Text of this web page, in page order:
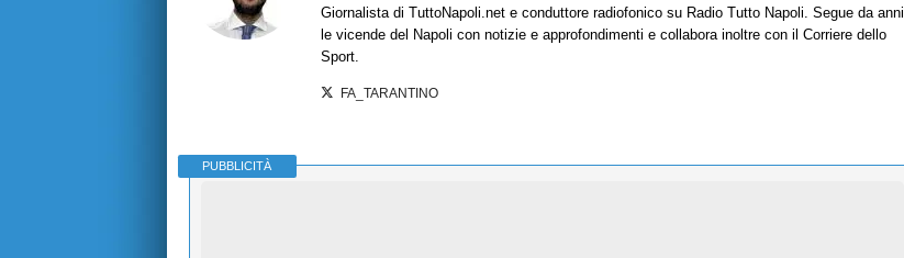
Giornalista di TuttoNapoli.net e conduttore radiofonico su Radio Tutto Napoli. Segue da anni
le vicende del Napoli con notizie e approfondimenti e collabora inoltre con il Corriere dello
Sport.
FA_TARANTINO
PUBBLICITÀ